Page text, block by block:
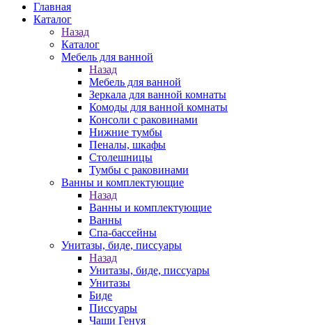
Главная
Каталог
Назад
Каталог
Мебель для ванной
Назад
Мебель для ванной
Зеркала для ванной комнаты
Комоды для ванной комнаты
Консоли с раковинами
Нижние тумбы
Пеналы, шкафы
Столешницы
Тумбы с раковинами
Ванны и комплектующие
Назад
Ванны и комплектующие
Ванны
Спа-бассейны
Унитазы, биде, писсуары
Назад
Унитазы, биде, писсуары
Унитазы
Биде
Писсуары
Чаши Генуя